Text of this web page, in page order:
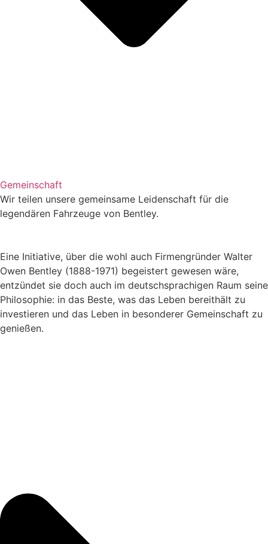
Gemeinschaft
Wir teilen unsere gemeinsame Leidenschaft für die
legendären Fahrzeuge von Bentley.
Eine Initiative, über die wohl auch Firmengründer Walter
Owen Bentley (1888-1971) begeistert gewesen wäre,
entzündet sie doch auch im deutschsprachigen Raum seine
Philosophie: in das Beste, was das Leben bereithält zu
investieren und das Leben in besonderer Gemeinschaft zu
genießen.